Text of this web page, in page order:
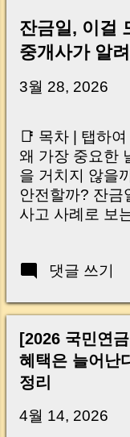
잔금일, 이걸
중개사가 알
3월 28, 2026
📑 목차 | 탭하
왜 가장 중요한
을 거치지 않을
안전할까? 잔금
사고 사례로 보
Your Account
Real Risks and
Key Takeaway
신가요? “잔금
닌가요?” 하지
습니다. 잔금일
니라, 수천만 원
이는 가장 긴장
댓글 쓰기
[2026 국민연
혜택은 늘어난
정리
4월 14, 2026